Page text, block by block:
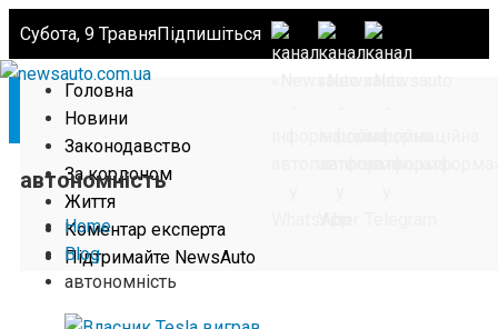
Субота, 9 ТравняПідпишіться
Головна
Новини
Законодавство
За кордоном
Життя
Коментар експерта
Підтримайте NewsAuto
автономність
Home
Blog
автономність